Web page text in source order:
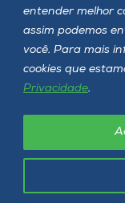
entender melhor
assim podemos
você. Para mais
cookies que
Privacidade.
Unoesc © 2026 - Todos
Política de privacidade